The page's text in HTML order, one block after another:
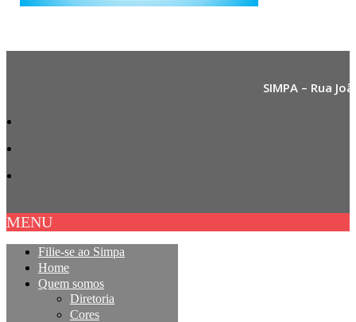
SIMPA – Rua
MENU
Filie-se ao Simpa
Home
Quem somos
Diretoria
Cores